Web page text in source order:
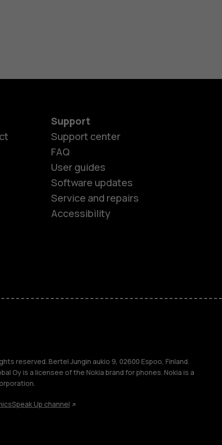
Support
Support center
FAQ
User guides
Software updates
Service and repairs
Accessibility
reserved. Bertel Jungin aukio 9, 02600 Espoo, Finland.
Oy is a licensee of the Nokia brand for phones. Nokia is a
Speak Up channel